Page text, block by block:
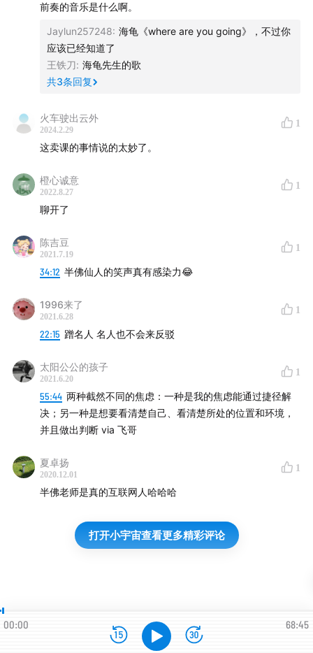
前奏的音乐是什么啊。
Jaylun257248: 海龟《where are you going》，不过你
应该已经知道了
王铁刀: 海龟先生的歌
共3条回复
火车驶出云外
2024.2.29
1
这卖课的事情说的太妙了。
橙心诚意
2022.8.27
1
聊开了
陈吉豆
2021.7.19
1
34:12 半佛仙人的笑声真有感染力😂
1996来了
2021.6.28
1
22:15 蹭名人 名人也不会来反驳
太阳公公的孩子
2021.6.20
1
55:44 两种截然不同的焦虑：一种是我的焦虑能通过捷径解
决；另一种是想要看清楚自己、看清楚所处的位置和环境，
并且做出判断 via 飞哥
夏卓扬
2020.12.01
1
半佛老师是真的互联网人哈哈哈
打开小宇宙查看更多精彩评论
00:00 68:45